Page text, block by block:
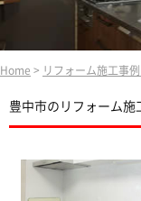
Home > リフォーム施工事例
豊中市のリフォーム施